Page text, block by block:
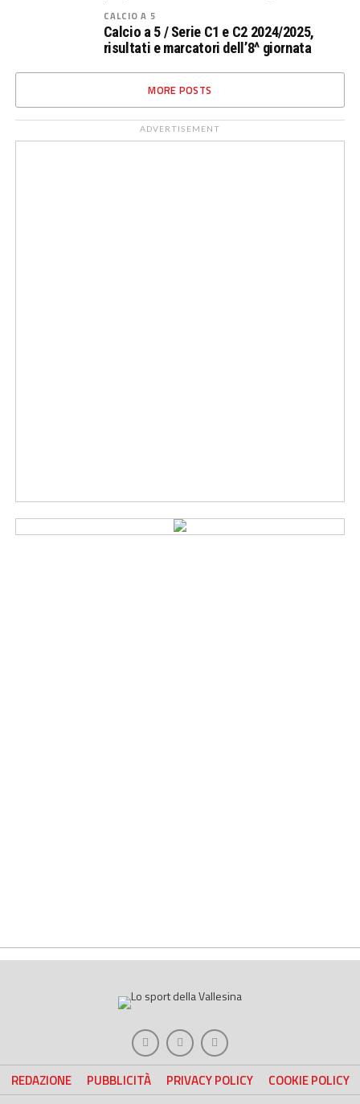
CALCIO A 5
Calcio a 5 / Serie C1 e C2 2024/2025,
risultati e marcatori dell’8^ giornata
MORE POSTS
ADVERTISEMENT
REDAZIONE PUBBLICITÀ PRIVACY POLICY COOKIE POLICY